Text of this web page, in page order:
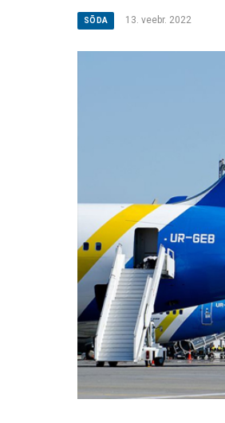
SÕDA 13. veebr. 2022